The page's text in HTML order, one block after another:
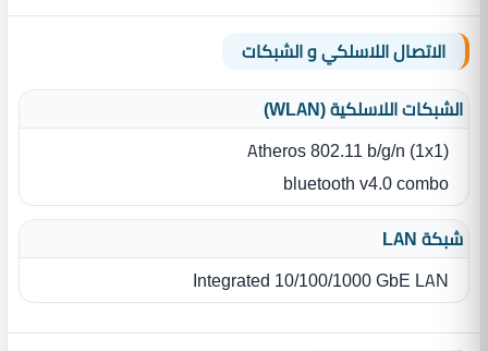
الاتصال اللاسلكي و الشبكات
الشبكات اللاسلكية (WLAN)
Atheros 802.11 b/g/n (1x1)
bluetooth v4.0 combo
شبكة LAN
Integrated 10/100/1000 GbE LAN